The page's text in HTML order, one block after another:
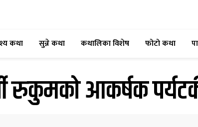
कथा(current)
सुन्ने कथा(current)कथालिका विशेष(current)फोटो कथा
रुकुमको आकर्षक